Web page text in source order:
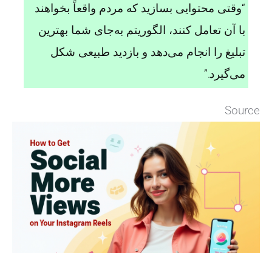
“وقتی محتوایی بسازید که مردم واقعاً بخواهند
با آن تعامل کنند، الگوریتم به‌جای شما بهترین
تبلیغ را انجام می‌دهد و بازدید طبیعی شکل
می‌گیرد.”
Source